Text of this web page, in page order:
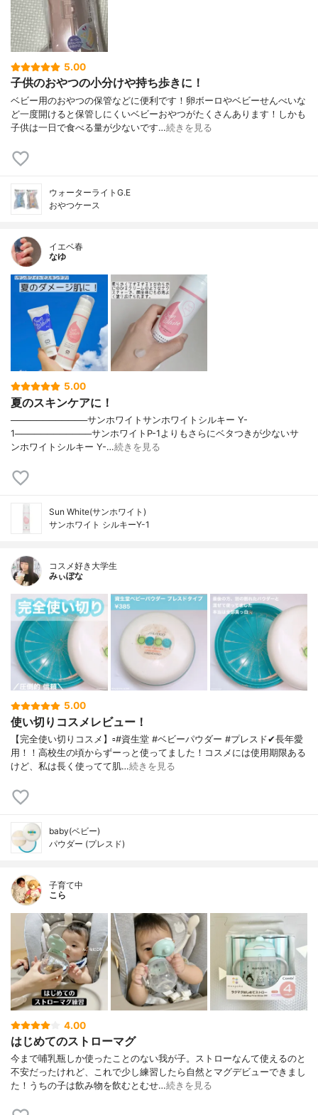
5.00
子供のおやつの小分けや持ち歩きに！
ベビー用のおやつの保管などに便利です！卵ボーロやベビーせんべいな
ど一度開けると保管しにくいベビーおやつがたくさんあります！しかも
子供は一日で食べる量が少ないです…続きを見る
ウォーターライトG.E
おやつケース
イエベ春
なゆ
5.00
夏のスキンケアに！
────────────サンホワイトサンホワイトシルキー Y-
1────────────サンホワイトP-1よりもさらにベタつきが少ないサ
ンホワイトシルキー Y-…続きを見る
Sun White(サンホワイト)
サンホワイト シルキーY-1
コスメ好き大学生
みぃぽな
5.00
使い切りコスメレビュー！
【完全使い切りコスメ】▫️#資生堂 #ベビーパウダー #プレスド✔長年愛
用！！高校生の頃からずーっと使ってました！コスメには使用期限ある
けど、私は長く使ってて肌…続きを見る
baby(ベビー)
パウダー (プレスド)
子育て中
こら
4.00
はじめてのストローマグ
今まで哺乳瓶しか使ったことのない我が子。ストローなんて使えるのと
不安だったけれど、これで少し練習したら自然とマグデビューできまし
た！うちの子は飲み物を飲むとむせ…続きを見る